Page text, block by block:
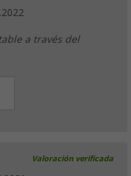
a través del
Valoración verificada